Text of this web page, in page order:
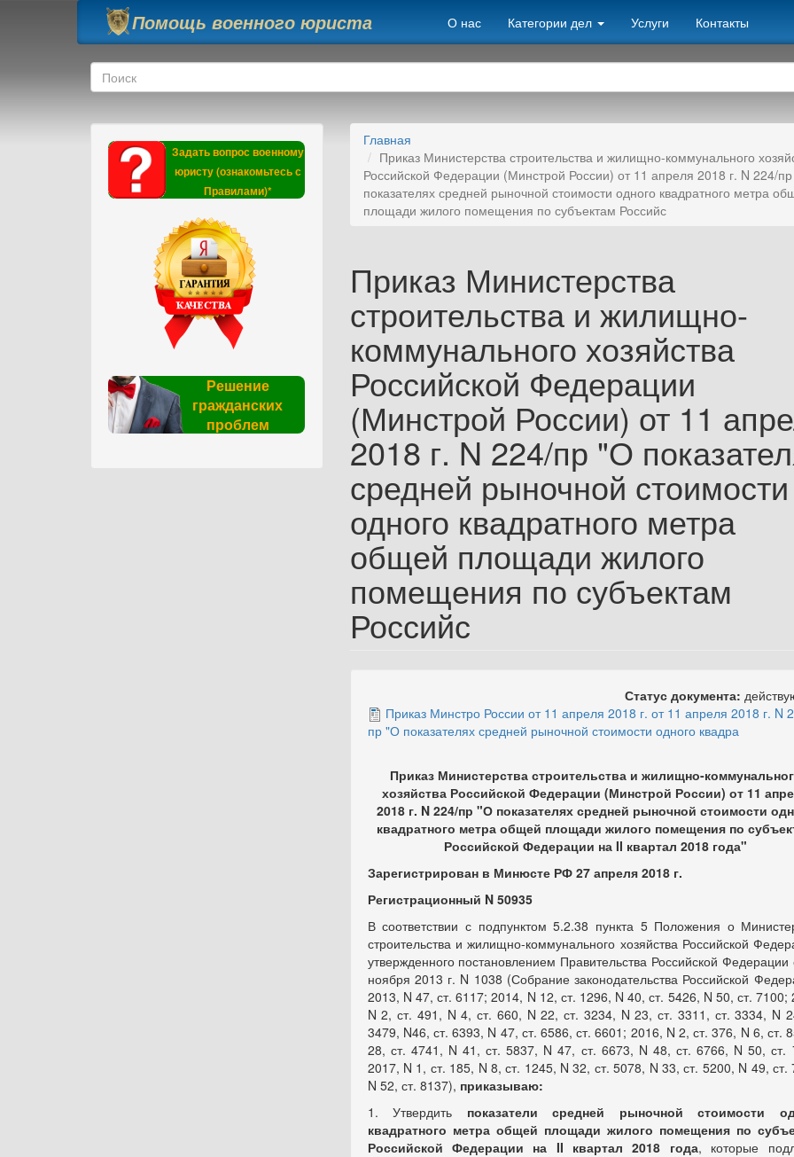
Перейти к основному содержанию
Помощь военного юриста О нас Категории дел Услуги Контакты
Форма поиска
Поиск
Задать вопрос военному
юристу (ознакомьтесь с
Правилами)*
Решение
гражданских
проблем
Главная
Приказ Министерства строительства и жилищно-коммунального
Российской Федерации (Минстрой России) от 11 апреля 2018 г. N 224/
показателях средней рыночной стоимости одного квадратного метра
площади жилого помещения по субъектам Российс
Приказ Министерства
строительства и жилищно-
коммунального хозяйства
Российской Федерации
(Минстрой России) от 11
2018 г. N 224/пр "О
средней рыночной стоимости
одного квадратного метра
общей площади жилого
помещения по субъектам
Российс
Статус документа:
Приказ Минстро России от 11 апреля 2018 г. от 11 апреля 2018 г. N
пр "О показателях средней рыночной стоимости одного квадра
Приказ Министерства строительства и жилищно-
хозяйства Российской Федерации (Минстрой России) от 11
2018 г. N 224/пр "О показателях средней рыночной стоимости
квадратного метра общей площади жилого помещения по
Российской Федерации на II квартал 2018 года"
Зарегистрирован в Минюсте РФ 27 апреля 2018 г.
Регистрационный N 50935
В соответствии с подпунктом 5.2.38 пункта 5 Положения о
строительства и жилищно-коммунального хозяйства Российской
утвержденного постановлением Правительства Российской Федерации
ноября 2013 г. N 1038 (Собрание законодательства Российской
2013, N 47, ст. 6117; 2014, N 12, ст. 1296, N 40, ст. 5426, N 50, ст. 7100;
N 2, ст. 491, N 4, ст. 660, N 22, ст. 3234, N 23, ст. 3311, ст. 3334, N
3479, N46, ст. 6393, N 47, ст. 6586, ст. 6601; 2016, N 2, ст. 376, N 6, ст.
28, ст. 4741, N 41, ст. 5837, N 47, ст. 6673, N 48, ст. 6766, N 50, ст.
2017, N 1, ст. 185, N 8, ст. 1245, N 32, ст. 5078, N 33, ст. 5200, N 49, ст.
N 52, ст. 8137), приказываю:
1. Утвердить показатели средней рыночной стоимости
квадратного метра общей площади жилого помещения по
Российской Федерации на II квартал 2018 года, которые